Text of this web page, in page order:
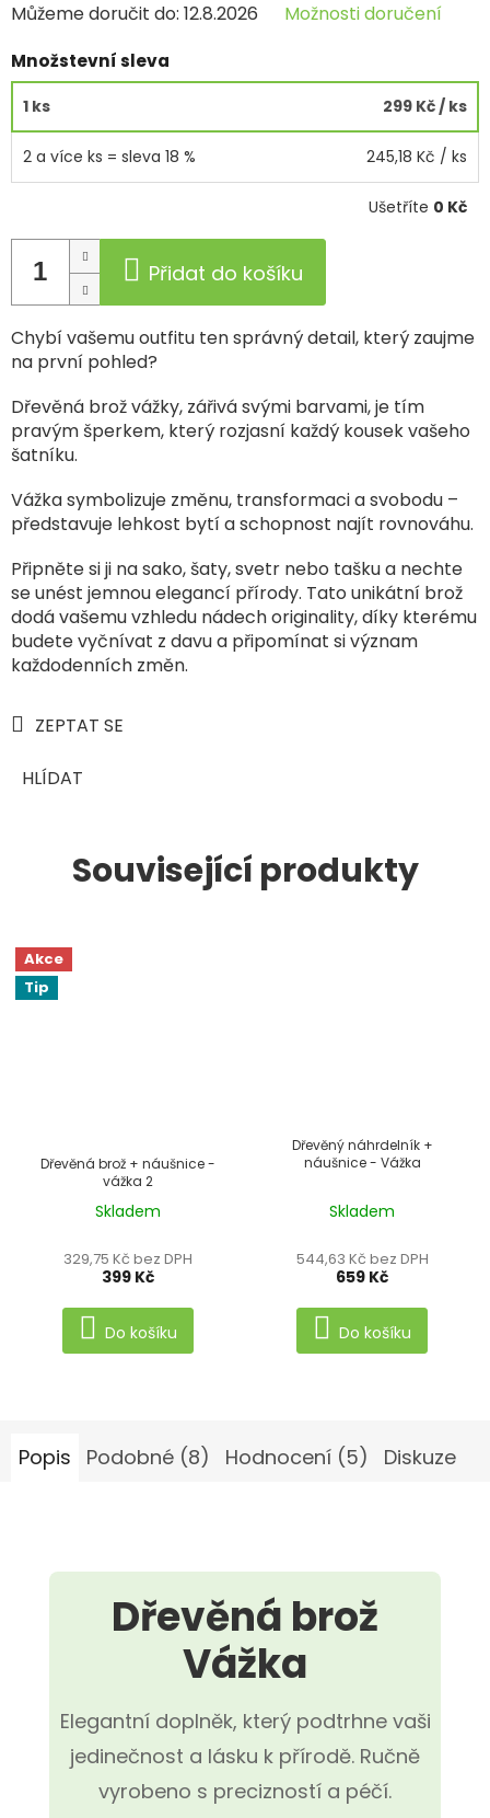
Můžeme doručit do: 12.8.2026 Možnosti doručení
Množstevní sleva
1 ks 299 Kč / ks
2 a více ks = sleva 18 % 245,18 Kč / ks
Ušetříte 0 Kč
Přidat do košíku
Chybí vašemu outfitu ten správný detail, který zaujme
na první pohled?
Dřevěná brož vážky, zářivá svými barvami, je tím
pravým šperkem, který rozjasní každý kousek vašeho
šatníku.
Vážka symbolizuje změnu, transformaci a svobodu –
představuje lehkost bytí a schopnost najít rovnováhu.
Připněte si ji na sako, šaty, svetr nebo tašku a nechte
se unést jemnou elegancí přírody. Tato unikátní brož
dodá vašemu vzhledu nádech originality, díky kterému
budete vyčnívat z davu a připomínat si význam
každodenních změn.
ZEPTAT SE
HLÍDAT
Související produkty
Akce
Tip
499 Kč –20 %
Dřevěná brož + náušnice -
vážka 2
Průměrné
produktu
Skladem
329,75 Kč bez DPH
399 Kč
Do košíku
Dřevěný náhrdelník +
náušnice - Vážka
Skladem
544,63 Kč bez DPH
659 Kč
Do košíku
Popis Podobné (8) Hodnocení (5) Diskuze
Dřevěná brož
Vážka
Elegantní doplněk, který podtrhne vaši
jedinečnost a lásku k přírodě. Ručně
vyrobeno s precizností a péčí.